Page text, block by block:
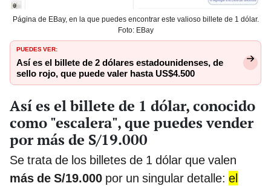
Página de EBay, en la que puedes encontrar este valioso billete de 1 dólar.
Foto: EBay
PUEDES VER:
Así es el billete de 2 dólares estadounidenses, de
sello rojo, que puede valer hasta US$4.500
Así es el billete de 1 dólar, conocido
como "escalera", que puedes vender
por más de S/19.000
Se trata de los billetes de 1 dólar que valen
más de S/19.000 por un singular detalle: el